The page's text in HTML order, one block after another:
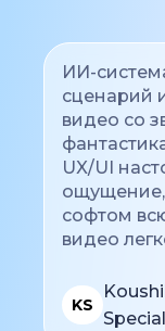
ИИ-
сценарий
видео со
UX/UI
ощущение,
софтом
видео
KS